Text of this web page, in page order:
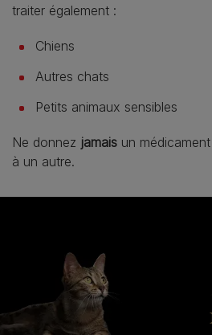
traiter également :
Chiens
Autres chats
Petits animaux sensibles
Ne donnez jamais un
à un autre.